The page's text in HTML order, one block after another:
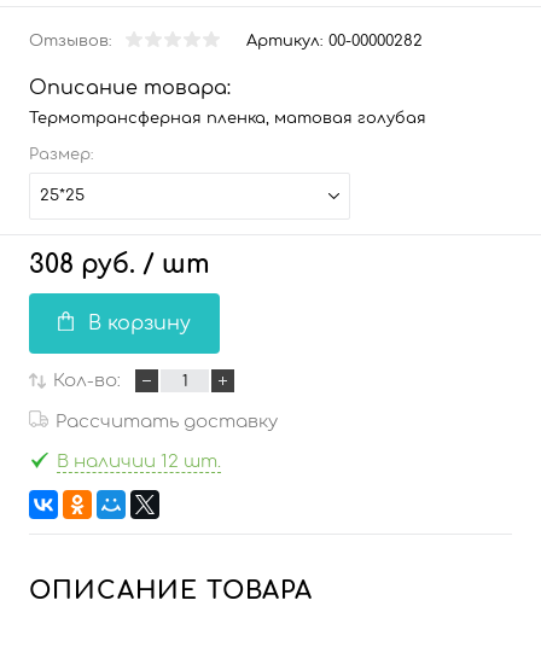
Отзывов: Артикул: 00-00000282
Описание товара:
Термотрансферная пленка, матовая голубая
Размер:
25*25
308 руб. / шт
В корзину
Кол-во:
Рассчитать доставку
В наличии 12 шт.
ОПИСАНИЕ ТОВАРА